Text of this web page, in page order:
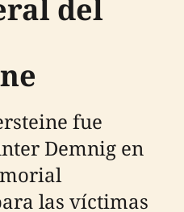
del
fue
Demnig en
las víctimas